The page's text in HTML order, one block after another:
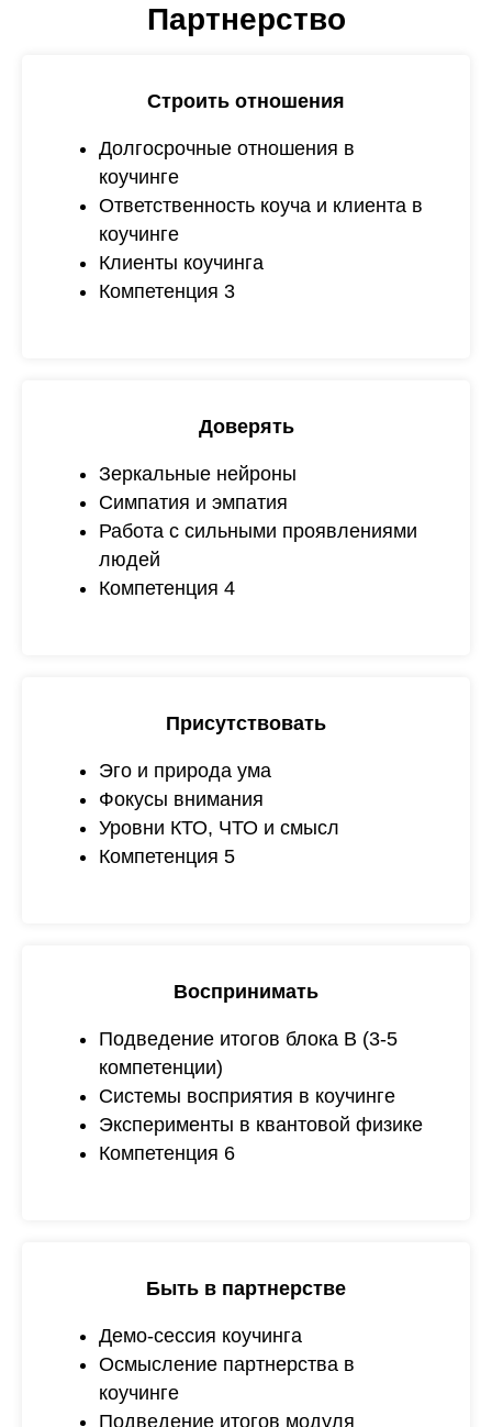
Партнерство
Строить отношения
Долгосрочные отношения в
коучинге
Ответственность коуча и клиента в
коучинге
Клиенты коучинга
Компетенция 3
Доверять
Зеркальные нейроны
Симпатия и эмпатия
Работа с сильными проявлениями
людей
Компетенция 4
Присутствовать
Эго и природа ума
Фокусы внимания
Уровни КТО, ЧТО и смысл
Компетенция 5
Воспринимать
Подведение итогов блока B (3-5
компетенции)
Системы восприятия в коучинге
Эксперименты в квантовой физике
Компетенция 6
Быть в партнерстве
Демо-сессия коучинга
Осмысление партнерства в
коучинге
Подведение итогов модуля